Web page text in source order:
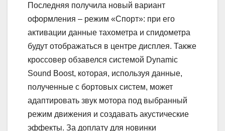
Последняя получила новый вариант
оформления – режим «Спорт»: при его
активации данные тахометра и спидометра
будут отображаться в центре дисплея. Также
кроссовер обзавелся системой Dynamic
Sound Boost, которая, используя данные,
полученные с бортовых систем, может
адаптировать звук мотора под выбранный
режим движения и создавать акустические
эффекты. За доплату для новинки